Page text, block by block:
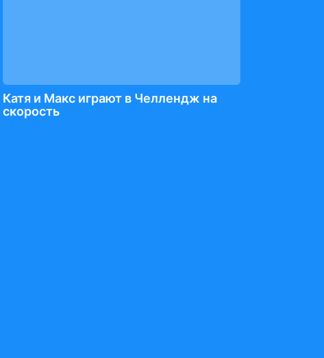
Катя и Макс играют в Челлендж на
скорость